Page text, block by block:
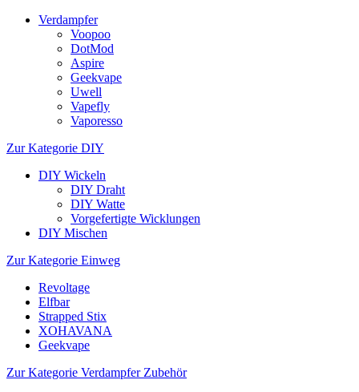
Verdampfer
Voopoo
DotMod
Aspire
Geekvape
Uwell
Vapefly
Vaporesso
Zur Kategorie DIY
DIY Wickeln
DIY Draht
DIY Watte
Vorgefertigte Wicklungen
DIY Mischen
Zur Kategorie Einweg
Revoltage
Elfbar
Strapped Stix
XOHAVANA
Geekvape
Zur Kategorie Verdampfer Zubehör